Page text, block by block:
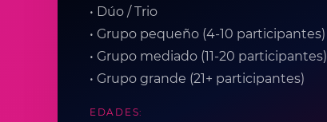
• Dúo / Trio
• Grupo pequeño (4-10 participantes)
• Grupo mediado (11-20 participantes)
• Grupo grande (21+ participantes)
EDADES: